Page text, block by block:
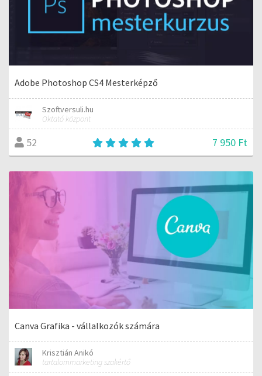
Adobe Photoshop CS4 Mesterképző
Szoftversuli.hu
Oktató központ
52 7 950 Ft
Canva Grafika - vállalkozók számára
Krisztián Anikó
tartalommarketing szakértő